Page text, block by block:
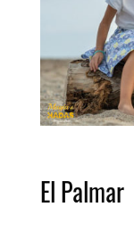
El Palmar